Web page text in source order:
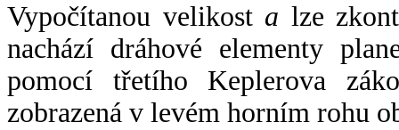
Vypočítanou velikost a lze
nachází dráhové elementy
pomocí třetího Keplerova
zobrazená v levém horním rohu